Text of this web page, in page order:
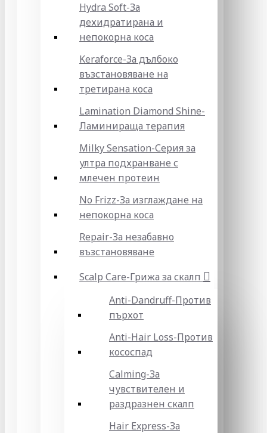
Hydra Soft-За
дехидратирана и
непокорна коса
Keraforce-За дълбоко
възстановяване на
третирана коса
Lamination Diamond Shine-
Ламинираща терапия
Milky Sensation-Серия за
ултра подхранване с
млечен протеин
No Frizz-За изглаждане на
непокорна коса
Repair-За незабавно
възстановяване
Scalp Care-Грижа за скалп
Anti-Dandruff-Против
пърхот
Anti-Hair Loss-Против
кососпад
Calming-За
чувствителен и
раздразнен скалп
Hair Express-За